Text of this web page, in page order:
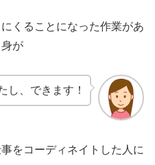
くることになった作業があ
が
し、できます！
をコーディネイトした人に